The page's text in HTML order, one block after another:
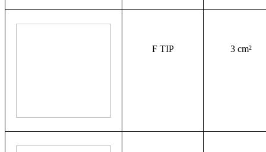
F TIP 3 cm²